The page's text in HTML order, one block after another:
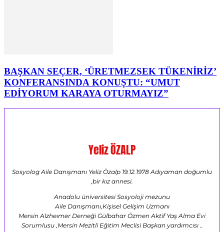
BAŞKAN SEÇER, ‘ÜRETMEZSEK TÜKENİRİZ’
KONFERANSINDA KONUŞTU: “UMUT
EDİYORUM KARAYA OTURMAYIZ”
Yeliz ÖZALP
Sosyolog Aile Danışmanı Yeliz Özalp 19.12.1978 Adıyaman doğumlu
,bir kız annesi.
Anadolu üniversitesi Sosyoloji mezunu
Aile Danışmanı,Kişisel Gelişim Uzmanı
Mersin Alzheımer Derneği Gülbahar Özmen Aktif Yaş Alma Evi
Sorumlusu ,Mersin Mezitli Eğitim Meclisi Başkan yardımcısı ..